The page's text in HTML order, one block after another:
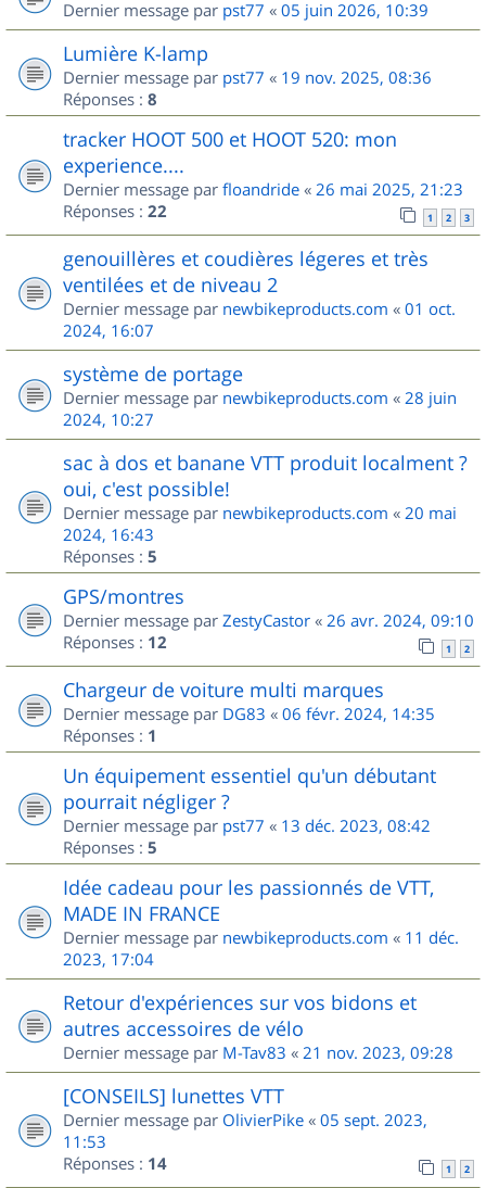
Dernier message par pst77 « 05 juin 2026, 10:39
Lumière K-lamp
Dernier message par pst77 « 19 nov. 2025, 08:36
Réponses : 8
tracker HOOT 500 et HOOT 520: mon
experience....
Dernier message par floandride « 26 mai 2025, 21:23
Réponses : 22 1 2 3
genouillères et coudières légeres et très
ventilées et de niveau 2
Dernier message par newbikeproducts.com « 01 oct.
2024, 16:07
système de portage
Dernier message par newbikeproducts.com « 28 juin
2024, 10:27
sac à dos et banane VTT produit localment ?
oui, c'est possible!
Dernier message par newbikeproducts.com « 20 mai
2024, 16:43
Réponses : 5
GPS/montres
Dernier message par ZestyCastor « 26 avr. 2024, 09:10
Réponses : 12 1 2
Chargeur de voiture multi marques
Dernier message par DG83 « 06 févr. 2024, 14:35
Réponses : 1
Un équipement essentiel qu'un débutant
pourrait négliger ?
Dernier message par pst77 « 13 déc. 2023, 08:42
Réponses : 5
Idée cadeau pour les passionnés de VTT,
MADE IN FRANCE
Dernier message par newbikeproducts.com « 11 déc.
2023, 17:04
Retour d'expériences sur vos bidons et
autres accessoires de vélo
Dernier message par M-Tav83 « 21 nov. 2023, 09:28
[CONSEILS] lunettes VTT
Dernier message par OlivierPike « 05 sept. 2023,
11:53
Réponses : 14 1 2